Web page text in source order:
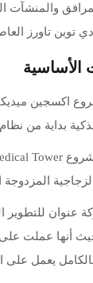
والمنشآت
توين تاورز
الأساسية
بداية من
المزدوجة
عنوان للتطوير
حيث أنها عملت
يعمل على